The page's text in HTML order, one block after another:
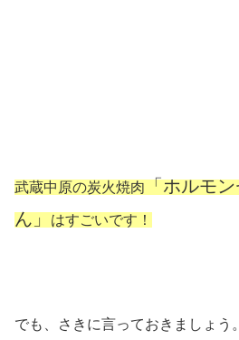
武蔵中原の炭火焼肉「ホルモ
ん」はすごいです！
でも、さきに言っておきましょう